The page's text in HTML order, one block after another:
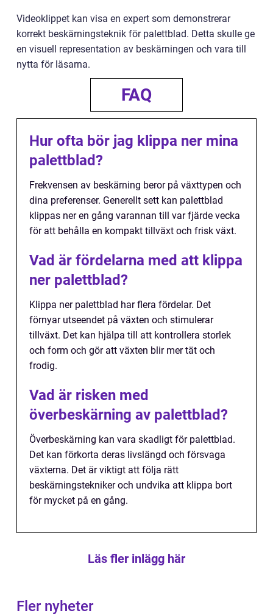
Videoklippet kan visa en expert som demonstrerar
korrekt beskärningsteknik för palettblad. Detta skulle ge
en visuell representation av beskärningen och vara till
nytta för läsarna.
FAQ
Hur ofta bör jag klippa ner mina
palettblad?
Frekvensen av beskärning beror på växttypen och
dina preferenser. Generellt sett kan palettblad
klippas ner en gång varannan till var fjärde vecka
för att behålla en kompakt tillväxt och frisk växt.
Vad är fördelarna med att klippa
ner palettblad?
Klippa ner palettblad har flera fördelar. Det
förnyar utseendet på växten och stimulerar
tillväxt. Det kan hjälpa till att kontrollera storlek
och form och gör att växten blir mer tät och
frodig.
Vad är risken med
överbeskärning av palettblad?
Överbeskärning kan vara skadligt för palettblad.
Det kan förkorta deras livslängd och försvaga
växterna. Det är viktigt att följa rätt
beskärningstekniker och undvika att klippa bort
för mycket på en gång.
Läs fler inlägg här
Fler nyheter